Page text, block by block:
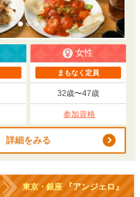
女性
まもなく定員
32歳〜47歳
参加資格
詳細をみる
東京・銀座『アンジェロ』